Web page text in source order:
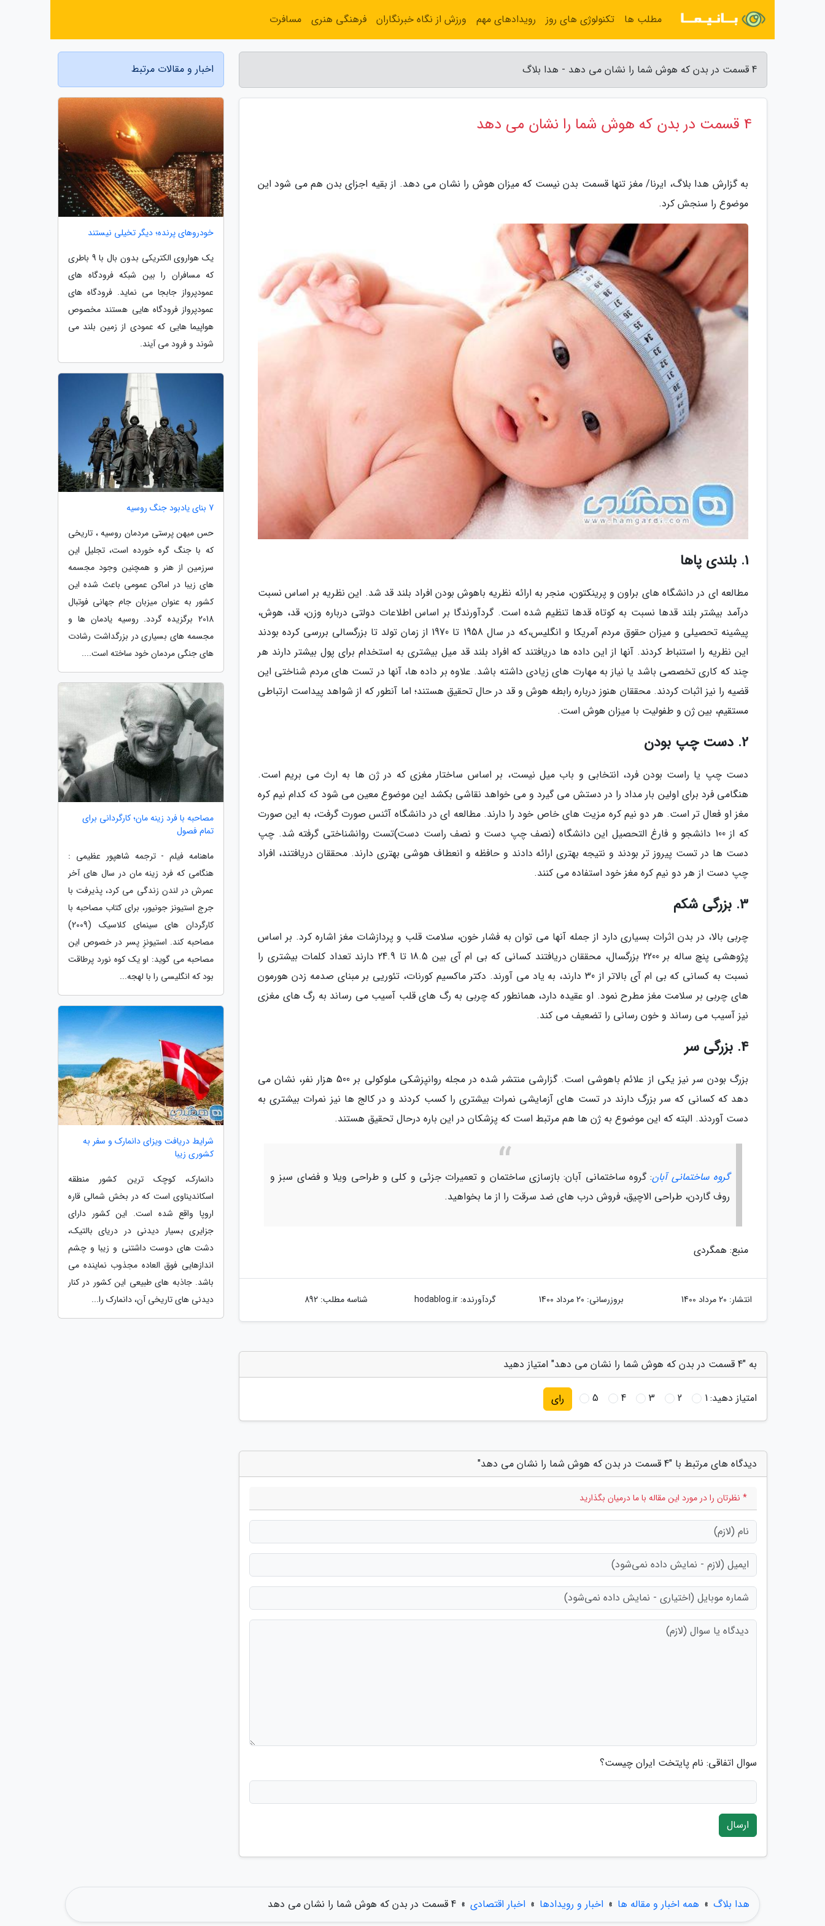
4 قسمت در بدن که هوش شما را نشان می دهد - هدا بلاگ
4 قسمت در بدن که هوش شما را نشان می دهد
به گزارش هدا بلاگ، ایرنا/ مغز تنها قسمت بدن نیست که میزان هوش را نشان می دهد. از بقیه اجزای بدن هم می شود این
موضوع را سنجش کرد.
1. بلندی پاها
مطالعه ای در دانشگاه های براون و پرینکتون، منجر به ارائه نظریه باهوش بودن افراد بلند قد شد. این نظریه بر اساس نسبت
درآمد بیشتر بلند قدها نسبت به کوتاه قدها تنظیم شده است. گردآورندگا بر اساس اطلاعات دولتی درباره وزن، قد، هوش،
پیشینه تحصیلی و میزان حقوق مردم آمریکا و انگلیس،که در سال 1958 تا 1970 از زمان تولد تا بزرگسالی بررسی کرده بودند
این نظریه را استنباط کردند. آنها از این داده ها دریافتند که افراد بلند قد میل بیشتری به استخدام برای پول بیشتر دارند هر
چند که کاری تخصصی باشد یا نیاز به مهارت های زیادی داشته باشد. علاوه بر داده ها، آنها در تست های مردم شناختی این
قضیه را نیز اثبات کردند. محققان هنوز درباره رابطه هوش و قد در حال تحقیق هستند؛ اما آنطور که از شواهد پیداست ارتباطی
مستقیم، بین ژن و طفولیت با میزان هوش است.
2. دست چپ بودن
دست چپ یا راست بودن فرد، انتخابی و باب میل نیست، بر اساس ساختار مغزی که در ژن ها به ارث می بریم است.
هنگامی فرد برای اولین بار مداد را در دستش می گیرد و می خواهد نقاشی بکشد این موضوع معین می شود که کدام نیم کره
مغز او فعال تر است. هر دو نیم کره مزیت های خاص خود را دارند. مطالعه ای در دانشگاه آثنس صورت گرفت، به این صورت
که از 100 دانشجو و فارغ التحصیل این دانشگاه (نصف چپ دست و نصف راست دست)تست روانشناختی گرفته شد. چپ
دست ها در تست پیروز تر بودند و نتیجه بهتری ارائه دادند و حافظه و انعطاف هوشی بهتری دارند. محققان دریافتند، افراد
چپ دست از هر دو نیم کره مغز خود استفاده می کنند.
3. بزرگی شکم
چربی بالا، در بدن اثرات بسیاری دارد از جمله آنها می توان به فشار خون، سلامت قلب و پردازشات مغز اشاره کرد. بر اساس
پژوهشی پنچ ساله بر 2200 بزرگسال، محققان دریافتند کسانی که بی ام آی بین 18.5 تا 24.9 دارند تعداد کلمات بیشتری را
نسبت به کسانی که بی ام آی بالاتر از 30 دارند، به یاد می آورند. دکتر ماکسیم کورنات، تئوریی بر مبنای صدمه زدن هورمون
های چربی بر سلامت مغز مطرح نمود. او عقیده دارد، همانطور که چربی به رگ های قلب آسیب می رساند به رگ های مغزی
نیز آسیب می رساند و خون رسانی را تضعیف می کند.
4. بزرگی سر
بزرگ بودن سر نیز یکی از علائم باهوشی است. گزارشی منتشر شده در مجله روانپزشکی ملوکولی بر 500 هزار نفر، نشان می
دهد که کسانی که سر بزرگ دارند در تست های آزمایشی نمرات بیشتری را کسب کردند و در کالج ها نیز نمرات بیشتری به
دست آوردند. البته که این موضوع به ژن ها هم مرتبط است که پزشکان در این باره درحال تحقیق هستند.
گروه ساختمانی آبان: گروه ساختمانی آبان: بازسازی ساختمان و تعمیرات جزئی و کلی و طراحی ویلا و فضای سبز و
روف گاردن، طراحی الاچیق، فروش درب های ضد سرقت را از ما بخواهید.
منبع: همگردی
انتشار: 20 مرداد 1400 بروزرسانی: 20 مرداد 1400 گردآورنده:hodablog.ir شناسه مطلب: 892
به "4 قسمت در بدن که هوش شما را نشان می دهد" امتیاز دهید
امتیاز دهید:1
2
3
4
5 رای
دیدگاه های مرتبط با "4 قسمت در بدن که هوش شما را نشان می دهد"
* نظرتان را در مورد این مقاله با ما درمیان بگذارید
سوال اتفاقی: نام پایتخت ایران چیست؟
ارسال
اخبار و مقالات مرتبط
خودروهای پرنده؛ دیگر تخیلی نیستند
یک هواروی الکتریکی بدون بال با 9 باطری
که مسافران را بین شبکه فرودگاه های
عمودپرواز جابجا می نماید. فرودگاه های
عمودپرواز فرودگاه هایی هستند مخصوص
هواپیما هایی که عمودی از زمین بلند می
شوند و فرود می آیند.
7 بنای یادبود جنگ روسیه
حس میهن پرستی مردمان روسیه ، تاریخی
که با جنگ گره خورده است، تجلیل این
سرزمین از هنر و همچنین وجود مجسمه
های زیبا در اماکن عمومی باعث شده این
کشور به عنوان میزبان جام جهانی فوتبال
2018 برگزیده گردد. روسیه یادمان ها و
مجسمه های بسیاری در بزرگداشت رشادت
های جنگی مردمان خود ساخته است....
مصاحبه با فرد زینه مان؛ کارگردانی برای
تمام فصول
ماهنامه فیلم - ترجمه شاهپور عظیمی :
هنگامی که فرد زینه مان در سال های آخر
عمرش در لندن زندگی می کرد، پذیرفت با
جرج استیونز جونیور، برای کتاب مصاحبه با
کارگردان های سینمای کلاسیک (2009)
مصاحبه کند. استیونزِ پسر در خصوص این
مصاحبه می گوید: او یک کوه نورد پرطاقت
بود که انگلیسی را با لهجه...
شرایط دریافت ویزای دانمارک و سفر به
کشوری زیبا
دانمارک، کوچک ترین کشور منطقه
اسکاندیناوی است که در بخش شمالی قاره
اروپا واقع شده است. این کشور دارای
جزایری بسیار دیدنی در دریای بالتیک،
دشت های دوست داشتنی و زیبا و چشم
اندازهایی فوق العاده مجذوب نماینده می
باشد. جاذبه های طبیعی این کشور در کنار
دیدنی های تاریخی آن، دانمارک را...
هدا بلاگ » همه اخبار و مقاله ها » اخبار و رویدادها » اخبار اقتصادی » 4 قسمت در بدن که هوش شما را نشان می دهد
مطلب ها تکنولوژی های روز رویدادهای مهم ورزش از نگاه خبرنگاران فرهنگی هنری مسافرت